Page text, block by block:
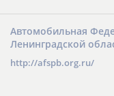
Автомобильная
Ленинградской
http://afspb.org.ru/